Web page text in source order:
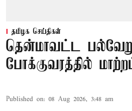
தமிழக செய்திகள்
தென்மாவட்ட
போக்குவரத்தில்
Published on: 08 Aug 2026, 3:48 am